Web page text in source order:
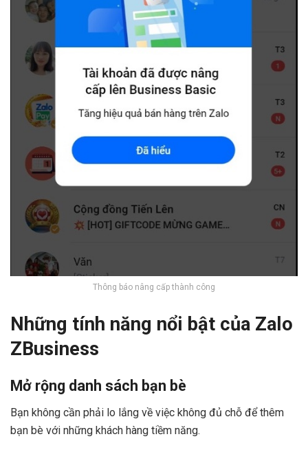
Thông báo nâng cấp thành công
Những tính năng nổi bật của Zalo
ZBusiness
Mở rộng danh sách bạn bè
Bạn không cần phải lo lắng về việc không đủ chỗ để thêm
bạn bè với những khách hàng tiềm năng.